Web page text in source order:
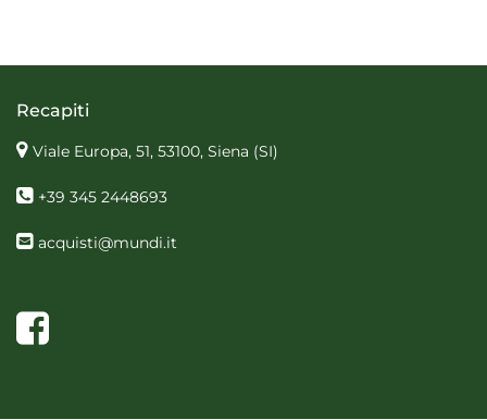
Recapiti
Viale Europa, 51, 53100, Siena (SI)
+39 345 2448693
acquisti@mundi.it
Facebook